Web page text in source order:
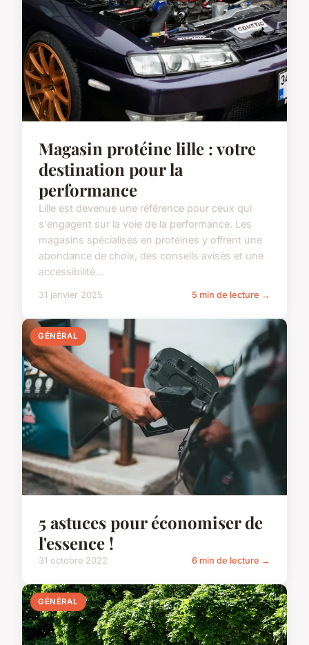
Magasin protéine lille : votre
destination pour la
performance
Lille est devenue une référence pour ceux qui
s'engagent sur la voie de la performance. Les
magasins spécialisés en protéines y offrent une
abondance de choix, des conseils avisés et une
accessibilité...
31 janvier 2025 5 min de lecture →
GÉNÉRAL
5 astuces pour économiser de
l'essence !
31 octobre 2022 6 min de lecture →
GÉNÉRAL